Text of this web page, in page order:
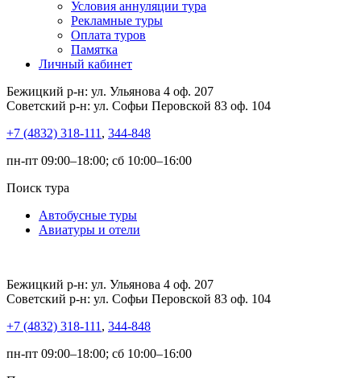
Условия аннуляции тура
Рекламные туры
Оплата туров
Памятка
Личный кабинет
Бежицкий р-н: ул. Ульянова 4 оф. 207
Советский р-н: ул. Софьи Перовской 83 оф. 104
+7 (4832) 318-111 , 344-848
пн-пт 09:00–18:00; сб 10:00–16:00
Поиск тура
Автобусные туры
Авиатуры и отели
Бежицкий р-н: ул. Ульянова 4 оф. 207
Советский р-н: ул. Софьи Перовской 83 оф. 104
+7 (4832) 318-111 , 344-848
пн-пт 09:00–18:00; сб 10:00–16:00